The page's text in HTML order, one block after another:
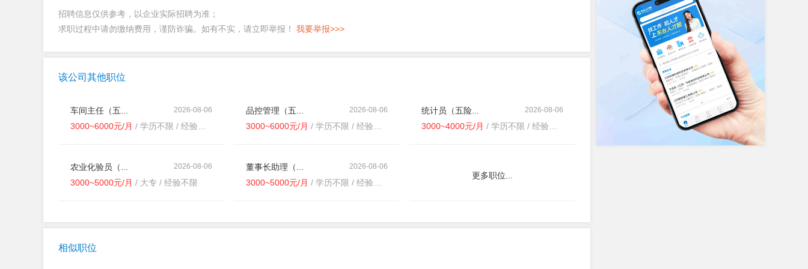
招聘信息仅供参考，以企业实际招聘为准；
求职过程中请勿缴纳费用，谨防诈骗。如有不实，请立即举报！ 我要举报>>>
该公司其他职位
2026-08-06
车间主任（五...
3000~6000元/月 / 学历不限 / 经验不限
2026-08-06
品控管理（五...
3000~6000元/月 / 学历不限 / 经验不限
2026-08-06
统计员（五险...
3000~4000元/月 / 学历不限 / 经验不限
2026-08-06
农业化验员（...
3000~5000元/月 / 大专 / 经验不限
2026-08-06
董事长助理（...
3000~5000元/月 / 学历不限 / 经验不限
更多职位...
相似职位